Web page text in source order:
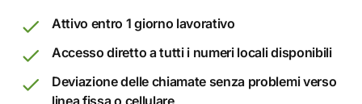
Attivo entro 1 giorno lavorativo
Accesso diretto a tutti i numeri locali disponibili
Deviazione delle chiamate senza problemi verso
linea fissa o cellulare